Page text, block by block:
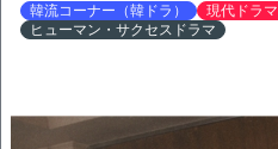
韓流コーナー（韓ドラ）
現代ドラマ
ヒューマン・サクセスドラマ